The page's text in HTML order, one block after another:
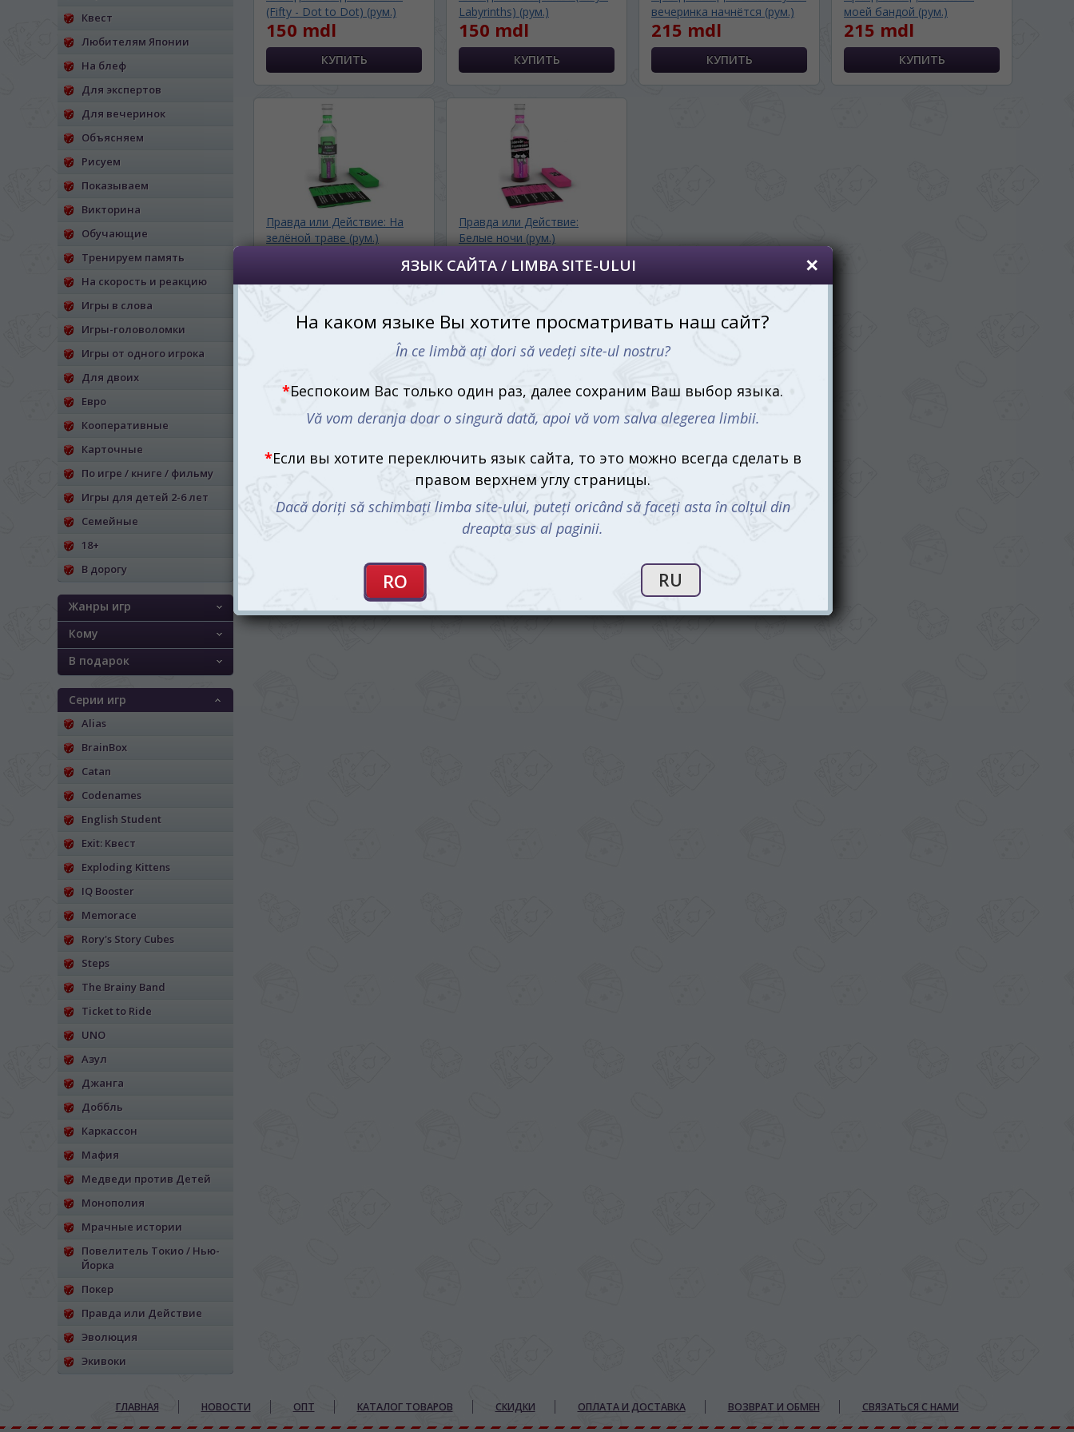
Квест
Любителям Японии
На блеф
Для экспертов
Для вечеринок
Объясняем
Рисуем
Показываем
Викторина
Обучающие
Тренируем память
На скорость и реакцию
Игры в слова
Игры-головоломки
Игры от одного игрока
Для двоих
Евро
Кооперативные
Карточные
По игре / книге / фильму
Игры для детей 2-6 лет
Семейные
18+
В дорогу
Жанры игр
Кому
В подарок
Серии игр
Alias
BrainBox
Catan
Codenames
English Student
Exit: Квест
Exploding Kittens
IQ Booster
Memorace
Rory's Story Cubes
Steps
The Brainy Band
Ticket to Ride
UNO
Азул
Джанга
Доббль
Каркассон
Мафия
Медведи против Детей
Монополия
Мрачные истории
Повелитель Токио / Нью-
Йорка
Покер
Правда или Действие
Эволюция
Экивоки
(Fifty - Dot to Dot) (рум.)
150 mdl
Labyrinths) (рум.)
150 mdl
вечеринка начнётся (рум.)
215 mdl
моей бандой (рум.)
215 mdl
Правда или Действие: На
зелёной траве (рум.)
Ожидается
СООБЩИТЬ О ПОСТУПЛЕНИИ
Правда или Действие:
Белые ночи (рум.)
215 mdlОжидается
СООБЩИТЬ О ПОСТУПЛЕНИИ
ГЛАВНАЯ НОВОСТИ ОПТ КАТАЛОГ ТОВАРОВ СКИДКИ ОПЛАТА И ДОСТАВКА ВОЗВРАТ И ОБМЕН СВЯЗАТЬСЯ С НАМИ
Беспокоим Вас только один раз, далее сохраним Ваш выбор языка.
Vă vom deranja doar o singură dată, apoi vă vom salva alegerea limbii.
Если вы хотите переключить язык сайта, то это можно всегда сделать в
Dacă doriți să schimbați limba site-ului, puteți oricând să faceți asta în colțul din
dreapta sus al paginii.